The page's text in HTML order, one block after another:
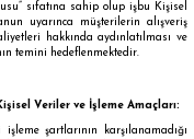
sıfatına sahip olup işbu Kişisel
uyarınca müşterilerin alışveriş
hakkında aydınlatılması ve
temini hedeflenmektedir.
Veriler ve İşleme Amaçları:
şartlarının karşılanamadığı